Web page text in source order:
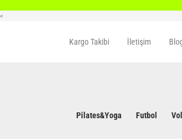
<
Kargo Takibi İletişim
Pilates&Yoga Futbol